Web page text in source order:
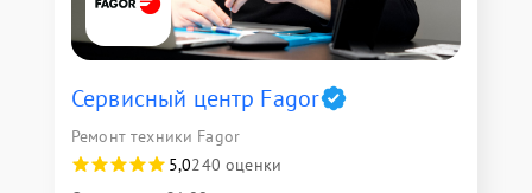
Сервисный центр Fagor
Ремонт техники Fagor
5,0240 оценки